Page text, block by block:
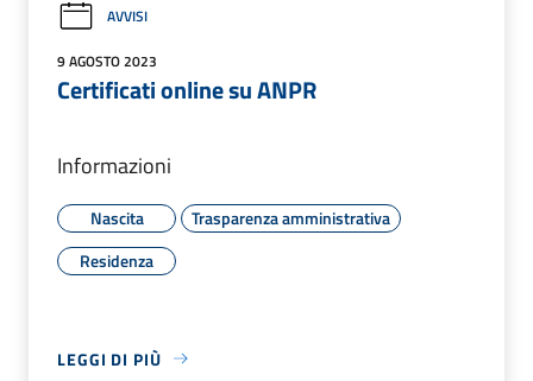
AVVISI
9 AGOSTO 2023
Certificati online su ANPR
Informazioni
Nascita
Trasparenza amministrativa
Residenza
LEGGI DI PIÙ